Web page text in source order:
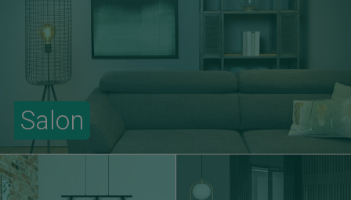
Salon